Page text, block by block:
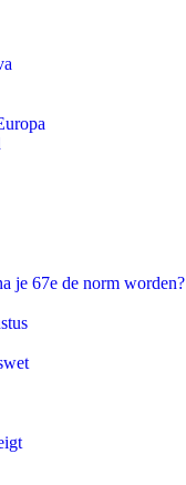
je 67e de norm worden?